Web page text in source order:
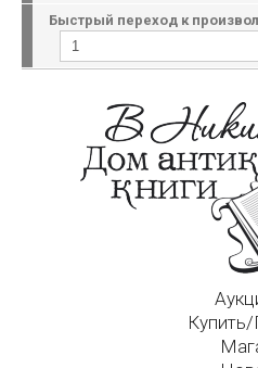
Быстрый переход к